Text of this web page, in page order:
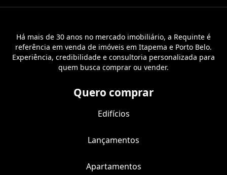
Há mais de 30 anos no mercado imobiliário, a Requinte é
referência em venda de imóveis em Itapema e Porto Belo.
Experiência, credibilidade e consultoria personalizada para
quem busca comprar ou vender.
Quero comprar
Edifícios
Lançamentos
Apartamentos